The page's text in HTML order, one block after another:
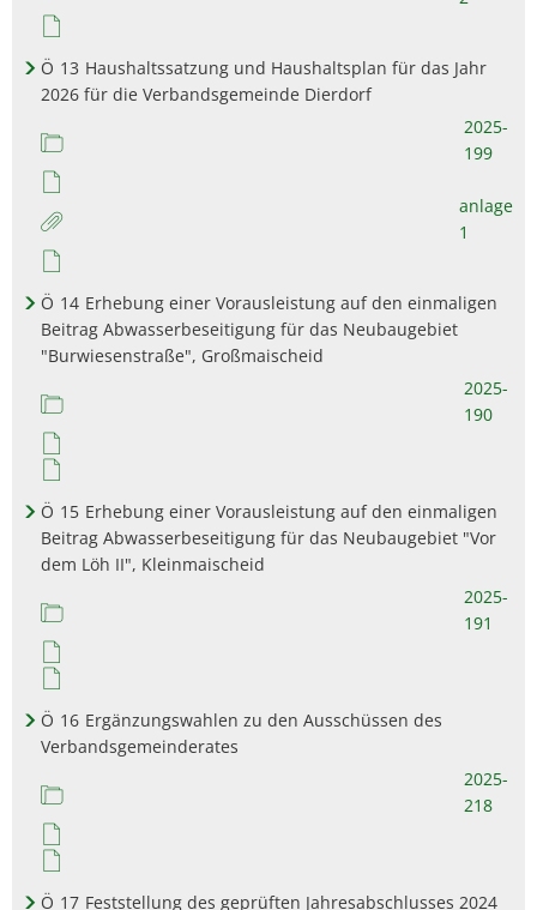
Ö 13 Haushaltssatzung und Haushaltsplan für das Jahr
2026 für die Verbandsgemeinde Dierdorf
2025-
199
anlage
1
Ö 14 Erhebung einer Vorausleistung auf den einmaligen
Beitrag Abwasserbeseitigung für das Neubaugebiet
"Burwiesenstraße", Großmaischeid
2025-
190
Ö 15 Erhebung einer Vorausleistung auf den einmaligen
Beitrag Abwasserbeseitigung für das Neubaugebiet "Vor
dem Löh II", Kleinmaischeid
2025-
191
Ö 16 Ergänzungswahlen zu den Ausschüssen des
Verbandsgemeinderates
2025-
218
Ö 17 Feststellung des geprüften Jahresabschlusses 2024